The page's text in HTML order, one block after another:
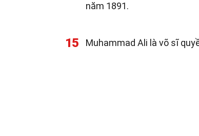
năm 1891.
15 Muhammad Ali là võ sĩ